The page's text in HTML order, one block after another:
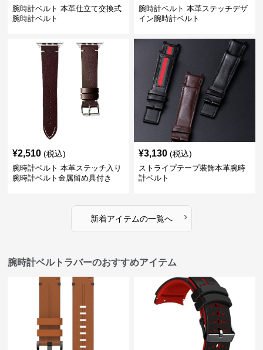
腕時計ベルト 本革仕立て交換式
腕時計ベルト
腕時計ベルト 本革ステッチデザ
イン腕時計ベルト
¥2,510 (税込)
腕時計ベルト 本革ステッチ入り
腕時計ベルト金属留め具付き
¥3,130 (税込)
ストライプテープ装飾本革腕時
計ベルト
新着アイテムの一覧へ ›
腕時計ベルトラバーのおすすめアイテム